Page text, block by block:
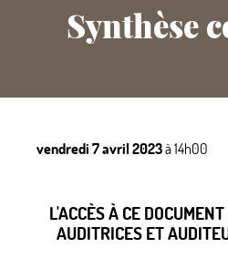
Synthèse
vendredi 7 avril 2023à 14h00
L'ACCÈS À CE
AUDITRICES ET